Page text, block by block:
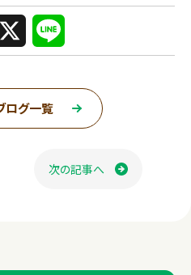
L
n
e
ログ一覧
次の記事へ